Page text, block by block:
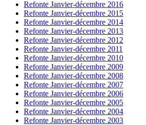
Refonte Janvier-décembre 2016
Refonte Janvier-décembre 2015
Refonte Janvier-décembre 2014
Refonte Janvier-décembre 2013
Refonte Janvier-décembre 2012
Refonte Janvier-décembre 2011
Refonte Janvier-décembre 2010
Refonte Janvier-décembre 2009
Refonte Janvier-décembre 2008
Refonte Janvier-décembre 2007
Refonte Janvier-décembre 2006
Refonte Janvier-décembre 2005
Refonte Janvier-décembre 2004
Refonte Janvier-décembre 2003